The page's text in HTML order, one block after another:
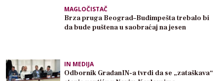
MAGLOČISTAČ
Brza pruga Beograd–Budimpešta trebalo bi
da bude puštena u saobraćaj na jesen
IN MEDIJA
Odbornik GrađanIN-a tvrdi da se „zataškava“